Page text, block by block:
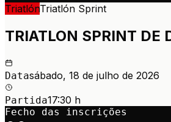
TriatlónTriatlón Sprint
TRIATLON SPRINT DE
Datasábado, 18 de julho de 2026
Partida17:30 h
Fecho das inscrições